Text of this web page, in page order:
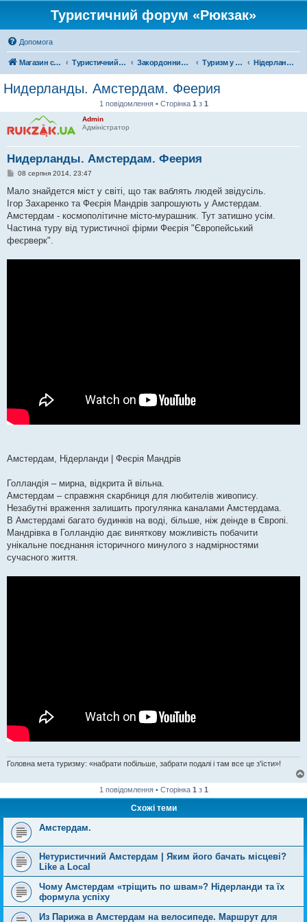
Туристичний форум «Рюкзак»
Допомога
Магазин спорядження Туристичний форум «Рюкзак» Закордонний туризм Туризм у Європі Нідерланди
Нидерланды. Амстердам. Феерия
1 повідомлення • Сторінка 1 з 1
Admin
Адміністратор
Нидерланды. Амстердам. Феерия
П
в
д
о
л
е
08 серпня 2014, 23:47
Мало знайдется міст у світі, що так ваблять людей звідусіль.
Ігор Захаренко та Феєрія Мандрів запрошують у Амстердам.
Амстердам - космополітичне місто-мурашник. Тут затишно усім.
Частина туру від туристичної фірми Феєрія "Європейський
феєрверк".
Амстердам, Нідерланди | Феєрія Мандрів
Голландія – мирна, відкрита й вільна.
Амстердам – справжня скарбниця для любителів живопису.
Незабутні враження залишить прогулянка каналами Амстердама.
В Амстердамі багато будинків на воді, більше, ніж деінде в Європі.
Мандрівка в Голландію дає виняткову можливість побачити
унікальне поєднання історичного минулого з надмірностями
сучасного життя.
Головна мета туризму: «набрати побільше, забрати подалі і там все це з'їсти»!
1 повідомлення • Сторінка 1 з 1
Схожі теми
Амстердам.
Нетуристичний Амстердам | Яким його бачать місцеві?
Like a Local
Чому Амстердам «тріщить по швам»? Нідерланди та їх
формула успіху
Из Парижа в Амстердам на велосипеде. Маршрут для